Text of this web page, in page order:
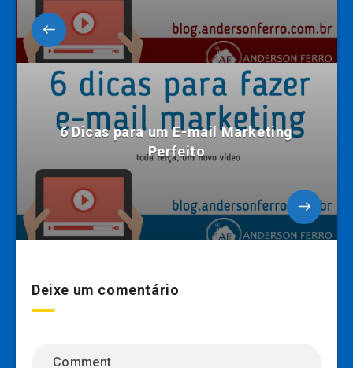
6 Dicas para um E-mail Marketing
Perfeito
Deixe um comentário